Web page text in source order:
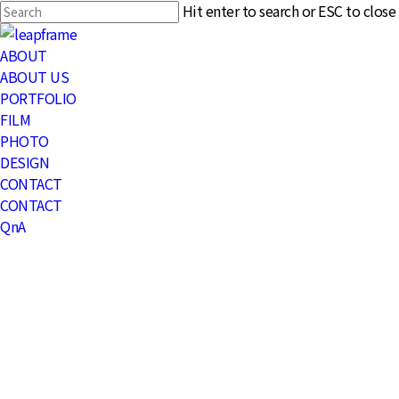
Skip
to
main
content
Hit enter to search or ESC to close
Close
Search
Menu
ABOUT
ABOUT US
PORTFOLIO
FILM
PHOTO
DESIGN
CONTACT
CONTACT
QnA